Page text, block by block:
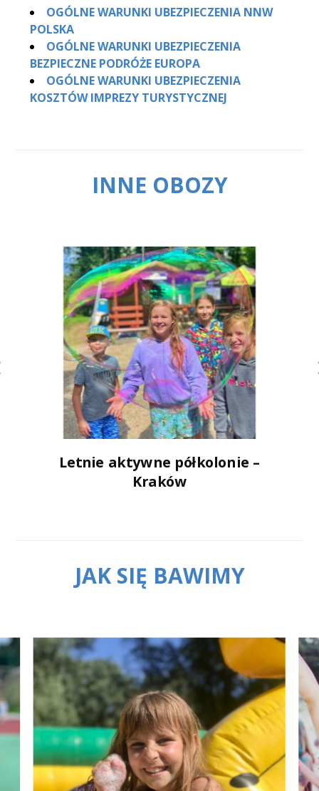
OGÓLNE WARUNKI UBEZPIECZENIA NNW
POLSKA
OGÓLNE WARUNKI UBEZPIECZENIA
BEZPIECZNE PODRÓŻE EUROPA
OGÓLNE WARUNKI UBEZPIECZENIA
KOSZTÓW IMPREZY TURYSTYCZNEJ
INNE OBOZY
Letnie aktywne półkolonie –
Kraków
JAK SIĘ BAWIMY